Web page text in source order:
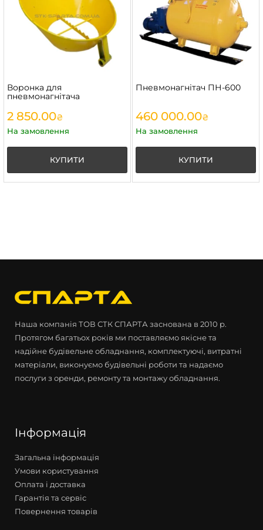
Воронка для
пневмонагнітача
2 850.00₴
На замовлення
КУПИТИ
Пневмонагнітач ПН-600
460 000.00₴
На замовлення
КУПИТИ
Наша компанія ТОВ СТК СПАРТА заснована в 2010 р.
Протягом багатьох років ми поставляємо якісне та
надійне будівельне обладнання, комплектуючі, витратні
матеріали, виконуємо будівельні роботи та надаємо
послуги з оренди, ремонту та монтажу обладнання.
Інформація
Загальна інформація
Умови користування
Оплата і доставка
Гарантія та сервіс
Повернення товарів